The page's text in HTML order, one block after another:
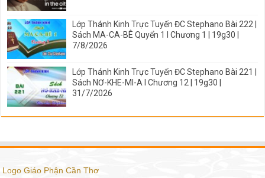
Lớp Thánh Kinh Trực Tuyến ĐC Stephano Bài 222 |
Sách MA-CA-BÊ Quyển 1 I Chương 1 | 19g30 |
7/8/2026
Lớp Thánh Kinh Trực Tuyến ĐC Stephano Bài 221 |
Sách NƠ-KHE-MI-A I Chương 12 | 19g30 |
31/7/2026
Logo Giáo Phận Cần Thơ